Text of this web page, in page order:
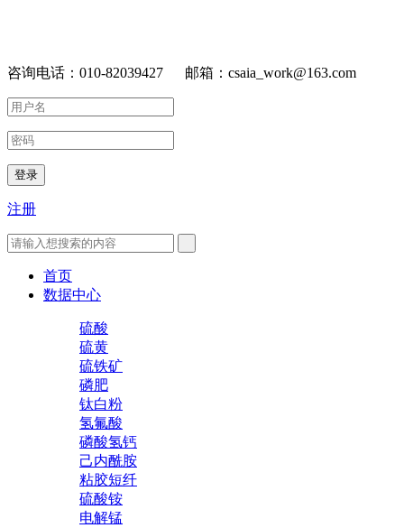
咨询电话：010-82039427 邮箱：csaia_work@163.com
登录
注册
首页
数据中心
硫酸
硫黄
硫铁矿
磷肥
钛白粉
氢氟酸
磷酸氢钙
己内酰胺
粘胶短纤
硫酸铵
电解锰